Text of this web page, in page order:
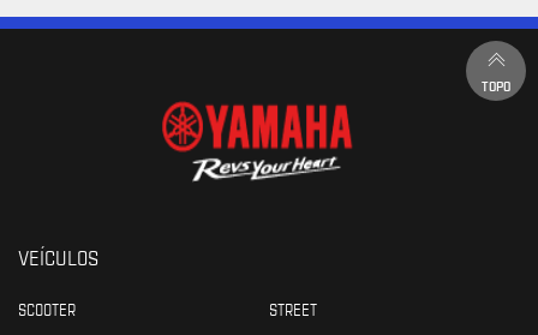
TOPO
VEÍCULOS
SCOOTER
STREET